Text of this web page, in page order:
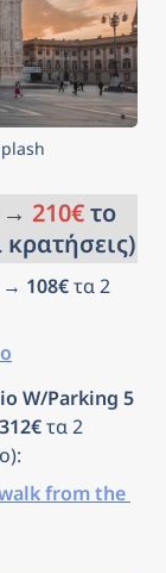
→ 210€ το
→ 108€ τα 2
W/Parking 5
312€ τα 2
from the